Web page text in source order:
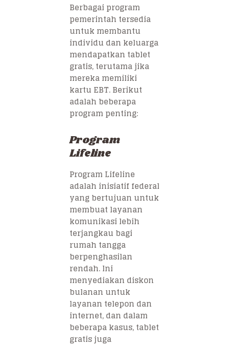
Berbagai program
pemerintah tersedia
untuk membantu
individu dan keluarga
mendapatkan tablet
gratis, terutama jika
mereka memiliki
kartu EBT. Berikut
adalah beberapa
program penting:
Program
Lifeline
Program Lifeline
adalah inisiatif federal
yang bertujuan untuk
membuat layanan
komunikasi lebih
terjangkau bagi
rumah tangga
berpenghasilan
rendah. Ini
menyediakan diskon
bulanan untuk
layanan telepon dan
internet, dan dalam
beberapa kasus, tablet
gratis juga